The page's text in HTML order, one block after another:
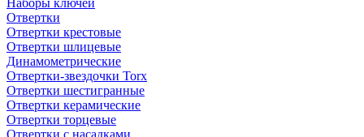
Наборы ключей
Отвертки
Отвертки крестовые
Отвертки шлицевые
Динамометрические
Отвертки-звездочки Torx
Отвертки шестигранные
Отвертки керамические
Отвертки торцевые
Отвертки с насадками